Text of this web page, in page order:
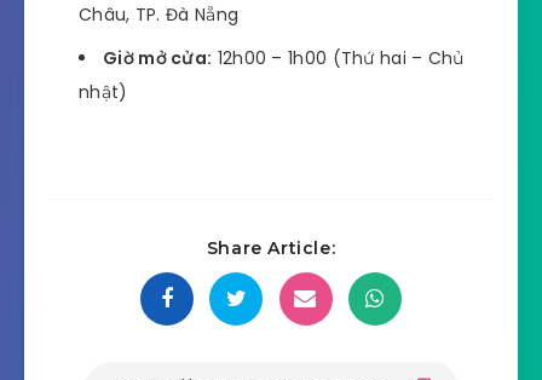
Châu, TP. Đà Nẵng
Giờ mở cửa: 12h00 – 1h00 (Thứ hai – Chủ
nhật)
Share Article: